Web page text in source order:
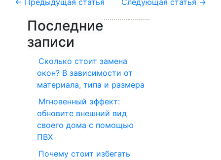
Последние
записи
Сколько стоит замена
окон? В зависимости от
материала, типа и размера
Мгновенный эффект:
обновите внешний вид
своего дома с помощью
ПВХ
Почему стоит избегать